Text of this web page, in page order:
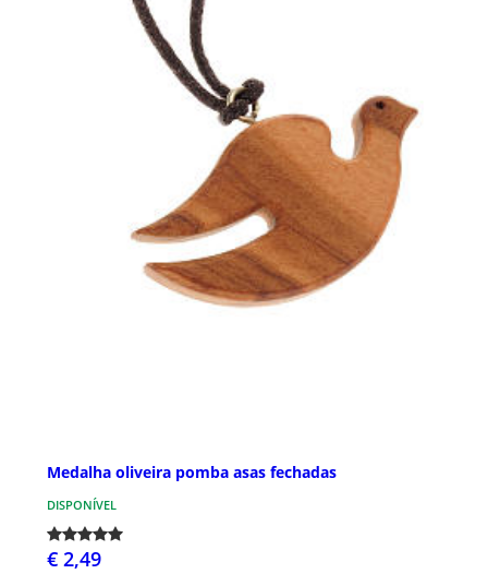
Medalha oliveira pomba asas fechadas
DISPONÍVEL
€ 2,49